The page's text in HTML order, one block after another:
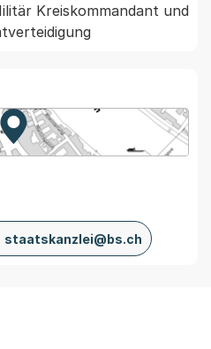
Kreiskommandant und
Zur Karte von MapBS.
Externer Link, wird in einem
staatskanzlei@bs.ch